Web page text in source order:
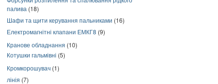
палива (18)
Шафи та щити керування пальниками (16)
Електромагнітні клапани ЕМКГ8 (9)
Кранове обладнання (10)
Котушки гальмівні (5)
Кромкорошувач (1)
лінія (7)